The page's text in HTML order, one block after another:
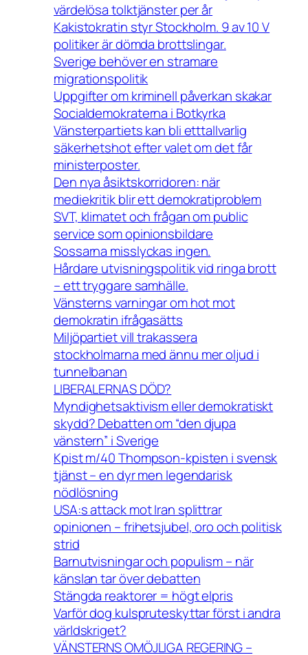
värdelösa tolktjänster per år
Kakistokratin styr Stockholm. 9 av 10 V
politiker är dömda brottslingar.
Sverige behöver en stramare
migrationspolitik
Uppgifter om kriminell påverkan skakar
Socialdemokraterna i Botkyrka
Vänsterpartiets kan bli etttallvarlig
säkerhetshot efter valet om det får
ministerposter.
Den nya åsiktskorridoren: när
mediekritik blir ett demokratiproblem
SVT, klimatet och frågan om public
service som opinionsbildare
Sossarna misslyckas ingen.
Hårdare utvisningspolitik vid ringa brott
– ett tryggare samhälle.
Vänsterns varningar om hot mot
demokratin ifrågasätts
Miljöpartiet vill trakassera
stockholmarna med ännu mer oljud i
tunnelbanan
LIBERALERNAS DÖD?
Myndighetsaktivism eller demokratiskt
skydd? Debatten om “den djupa
vänstern” i Sverige
Kpist m/40 Thompson-kpisten i svensk
tjänst – en dyr men legendarisk
nödlösning
USA:s attack mot Iran splittrar
opinionen – frihetsjubel, oro och politisk
strid
Barnutvisningar och populism – när
känslan tar över debatten
Stängda reaktorer = högt elpris
Varför dog kulspruteskyttar först i andra
världskriget?
VÄNSTERNS OMÖJLIGA REGERING –